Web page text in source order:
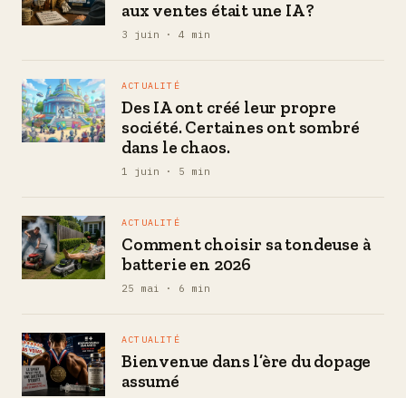
aux ventes était une IA ?
3 juin · 4 min
ACTUALITÉ
Des IA ont créé leur propre
société. Certaines ont sombré
dans le chaos.
1 juin · 5 min
ACTUALITÉ
Comment choisir sa tondeuse à
batterie en 2026
25 mai · 6 min
ACTUALITÉ
Bienvenue dans l’ère du dopage
assumé